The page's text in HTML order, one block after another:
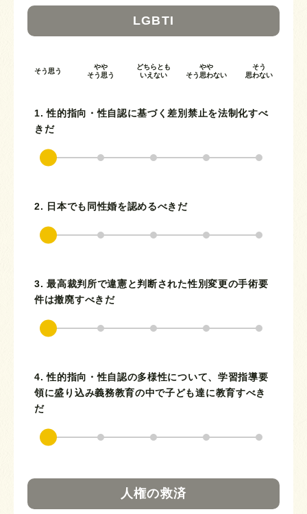
LGBTI
そう思う
やや
そう思う
どちらとも
いえない
やや
そう思わない
そう
思わない
1. 性的指向・性自認に基づく差別禁止を法制化すべ
きだ
2. 日本でも同性婚を認めるべきだ
3. 最高裁判所で違憲と判断された性別変更の手術要
件は撤廃すべきだ
4. 性的指向・性自認の多様性について、学習指導要
領に盛り込み義務教育の中で子ども達に教育すべき
だ
人権の救済